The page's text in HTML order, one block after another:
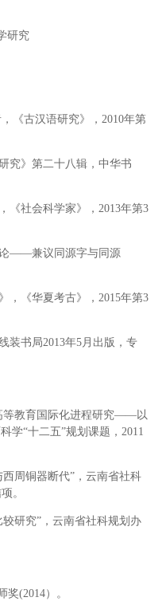
研究
《古汉语研究》，2010年第
究》第二十八辑，中华书
《社会科学家》，2013年第3
——兼议同源字与同源
，《华夏考古》，2015年第3
装书局2013年5月出版，专
等教育国际化进程研究——以
学“十二五”规划课题，2011
周铜器断代”，云南省社科
。
研究”，云南省社科规划办
奖(2014）。